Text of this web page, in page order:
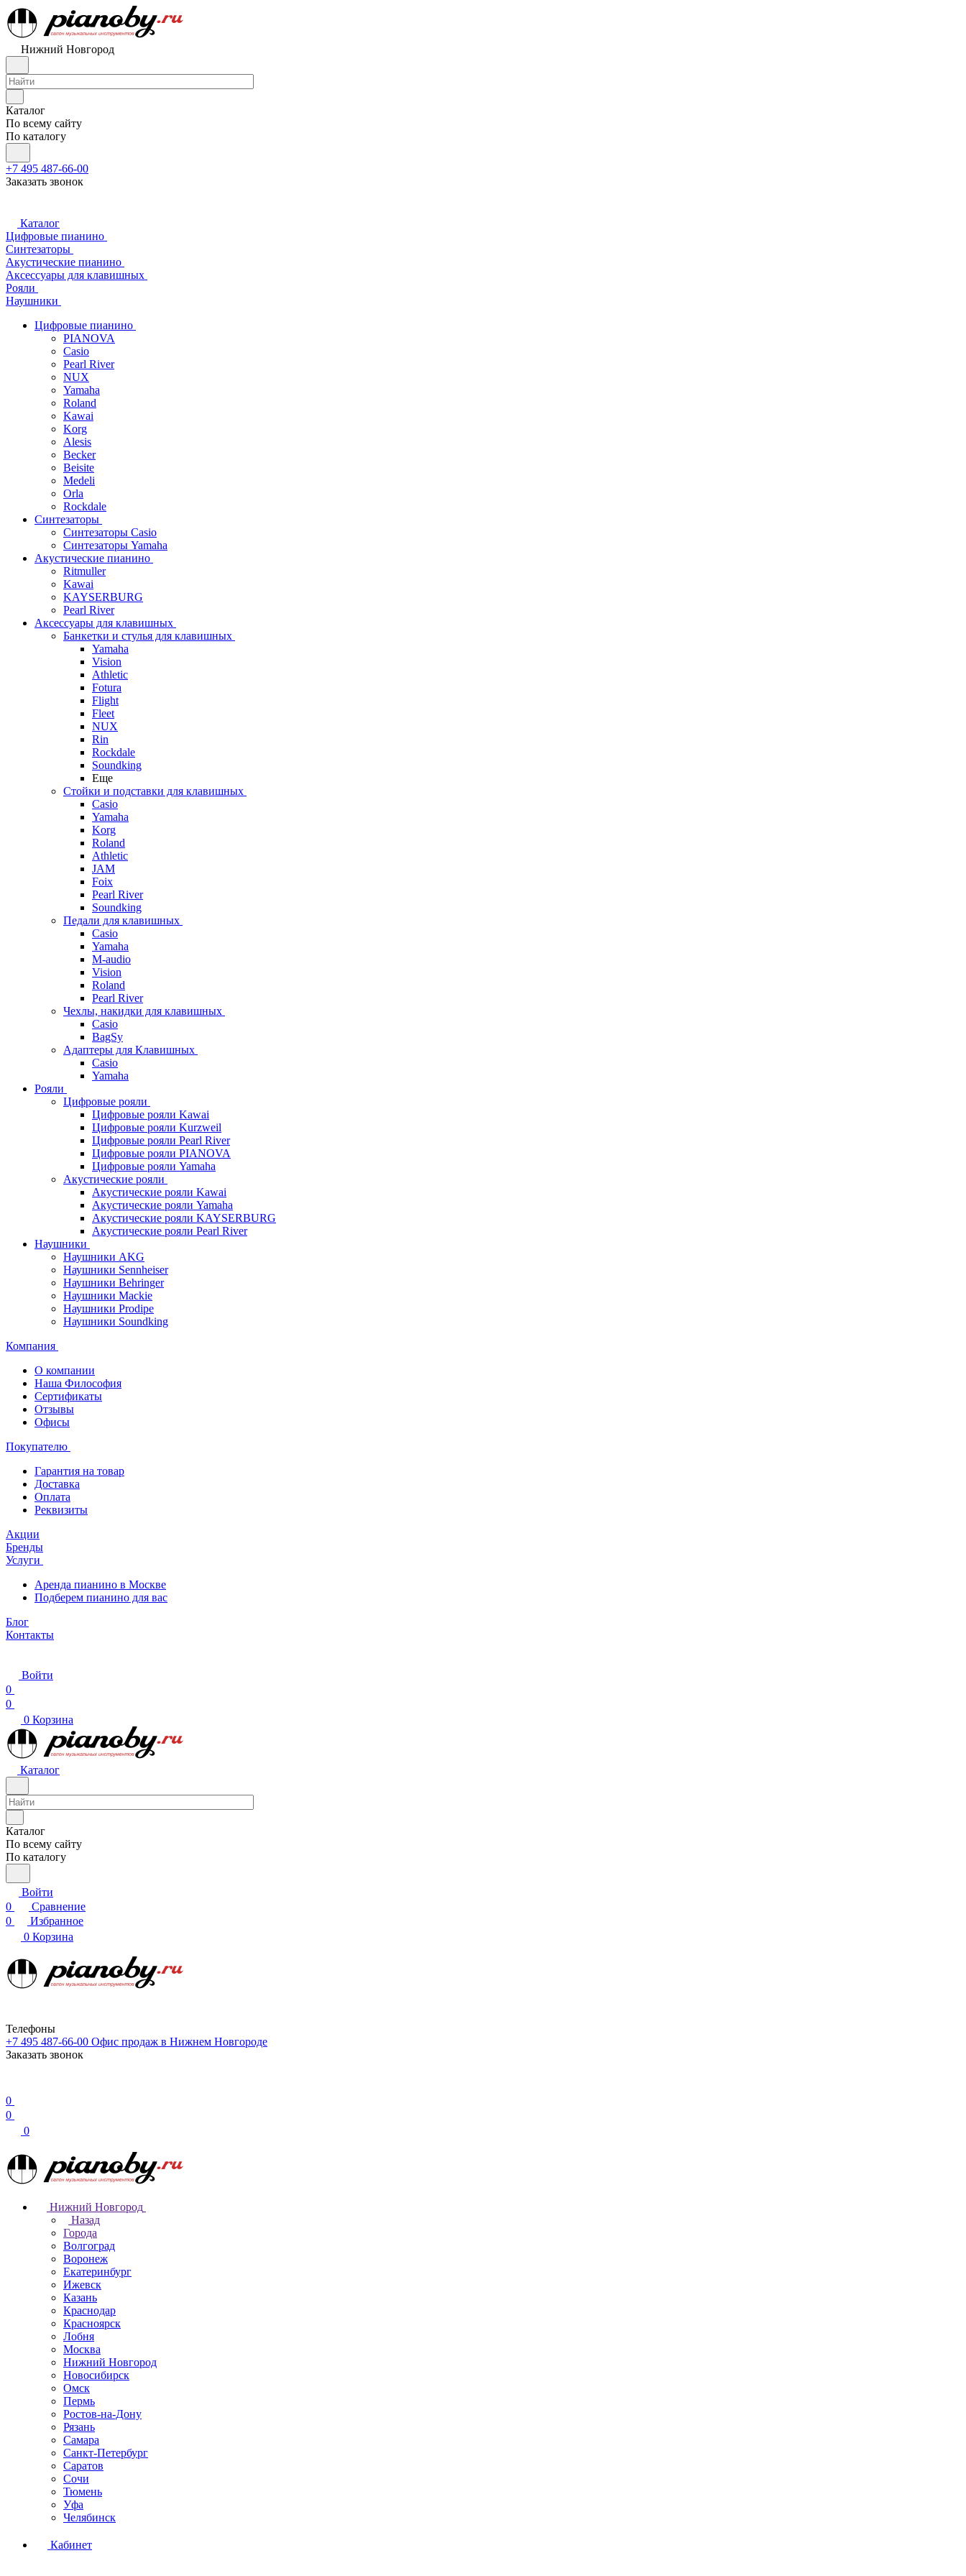
Нижний Новгород
Каталог
По всему сайту
По каталогу
+7 495 487-66-00
Заказать звонок
Каталог
Цифровые пианино
Синтезаторы
Акустические пианино
Аксессуары для клавишных
Рояли
Наушники
Цифровые пианино
PIANOVA
Casio
Pearl River
NUX
Yamaha
Roland
Kawai
Korg
Alesis
Becker
Beisite
Medeli
Orla
Rockdale
Синтезаторы
Синтезаторы Casio
Синтезаторы Yamaha
Акустические пианино
Ritmuller
Kawai
KAYSERBURG
Pearl River
Аксессуары для клавишных
Банкетки и стулья для клавишных
Yamaha
Vision
Athletic
Fotura
Flight
Fleet
NUX
Rin
Rockdale
Soundking
Еще
Стойки и подставки для клавишных
Casio
Yamaha
Korg
Roland
Athletic
JAM
Foix
Pearl River
Soundking
Педали для клавишных
Casio
Yamaha
M-audio
Vision
Roland
Pearl River
Чехлы, накидки для клавишных
Casio
BagSy
Адаптеры для Клавишных
Casio
Yamaha
Рояли
Цифровые рояли
Цифровые рояли Kawai
Цифровые рояли Kurzweil
Цифровые рояли Pearl River
Цифровые рояли PIANOVA
Цифровые рояли Yamaha
Акустические рояли
Акустические рояли Kawai
Акустические рояли Yamaha
Акустические рояли KAYSERBURG
Акустические рояли Pearl River
Наушники
Наушники AKG
Наушники Sennheiser
Наушники Behringer
Наушники Mackie
Наушники Prodipe
Наушники Soundking
Компания
О компании
Наша Философия
Сертификаты
Отзывы
Офисы
Покупателю
Гарантия на товар
Доставка
Оплата
Реквизиты
Акции
Бренды
Услуги
Аренда пианино в Москве
Подберем пианино для вас
Блог
Контакты
Войти
0
0
0 Корзина
Каталог
Каталог
По всему сайту
По каталогу
Войти
0
Сравнение
0
Избранное
0 Корзина
Телефоны
+7 495 487-66-00 Офис продаж в Нижнем Новгороде
Заказать звонок
0
0
0
Нижний Новгород
Назад
Города
Волгоград
Воронеж
Екатеринбург
Ижевск
Казань
Краснодар
Красноярск
Лобня
Москва
Нижний Новгород
Новосибирск
Омск
Пермь
Ростов-на-Дону
Рязань
Самара
Санкт-Петербург
Саратов
Сочи
Тюмень
Уфа
Челябинск
Кабинет